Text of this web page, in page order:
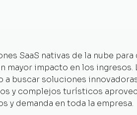
SaaS nativas de la nube
mayor impacto en los
buscar soluciones
y complejos turísticos
y demanda en toda la empresa.